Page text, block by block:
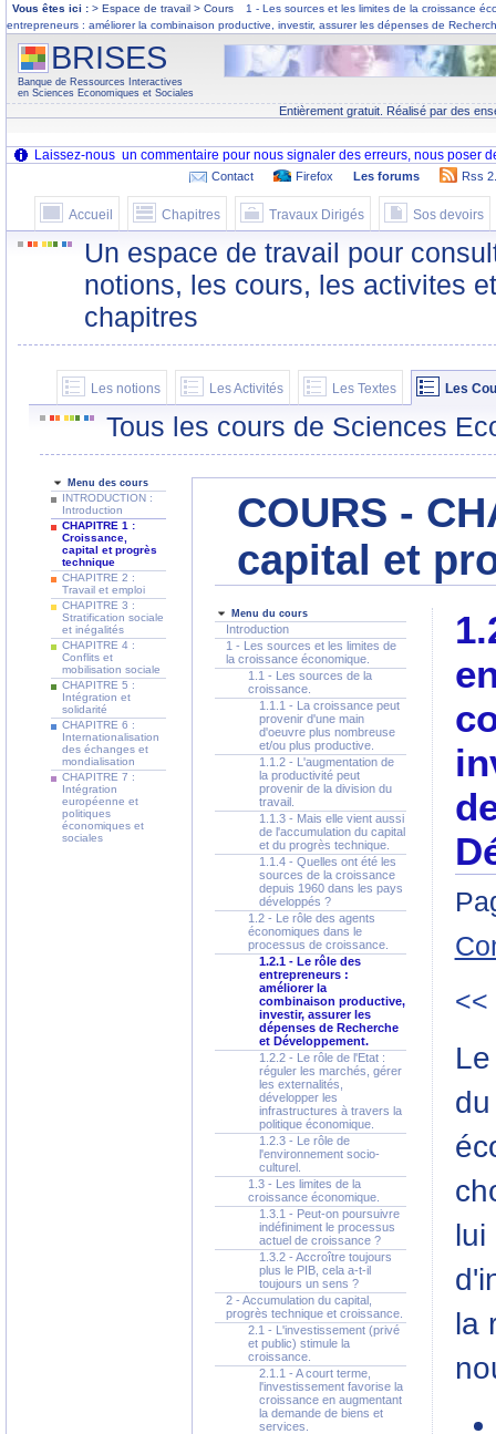
Vous êtes ici : > Espace de travail > Cours
1 - Les sources et les limites de la croissance
entrepreneurs : améliorer la combinaison productive, investir, assurer les dépenses de
BRISES
Banque de Ressources Interactives
en Sciences Economiques et Sociales
Entièrement gratuit. Réalisé par des
Contact Firefox Les forums Rss
Accueil Chapitres Travaux Dirigés Sos devoirs
Un espace de travail pour
notions, les cours, les activites
chapitres
Les notions Les Activités Les Textes Les
Tous les cours de Sciences
Menu des cours
INTRODUCTION :
Introduction
CHAPITRE 1 :
Croissance,
capital et progrès
technique
CHAPITRE 2 :
Travail et emploi
CHAPITRE 3 :
Stratification sociale
et inégalités
CHAPITRE 4 :
Conflits et
mobilisation sociale
CHAPITRE 5 :
Intégration et
solidarité
CHAPITRE 6 :
Internationalisation
des échanges et
mondialisation
CHAPITRE 7 :
Intégration
européenne et
politiques
économiques et
sociales
COURS -
capital et
Menu du cours
Introduction
1 - Les sources et les limites de
la croissance économique.
1.1 - Les sources de la
croissance.
1.1.1 - La croissance peut
provenir d'une main
d'oeuvre plus nombreuse
et/ou plus productive.
1.1.2 - L'augmentation de
la productivité peut
provenir de la division du
travail.
1.1.3 - Mais elle vient aussi
de l'accumulation du capital
et du progrès technique.
1.1.4 - Quelles ont été les
sources de la croissance
depuis 1960 dans les pays
développés ?
1.2 - Le rôle des agents
économiques dans le
processus de croissance.
1.2.1 - Le rôle des
entrepreneurs :
améliorer la
combinaison productive,
investir, assurer les
dépenses de Recherche
et Développement.
1.2.2 - Le rôle de l'Etat :
réguler les marchés, gérer
les externalités,
développer les
infrastructures à travers la
politique économique.
1.2.3 - Le rôle de
l'environnement socio-
culturel.
1.3 - Les limites de la
croissance économique.
1.3.1 - Peut-on poursuivre
indéfiniment le processus
actuel de croissance ?
1.3.2 - Accroître toujours
plus le PIB, cela a-t-il
toujours un sens ?
2 - Accumulation du capital,
progrès technique et croissance.
2.1 - L'investissement (privé
et public) stimule la
croissance.
2.1.1 - A court terme,
l'investissement favorise la
croissance en augmentant
la demande de biens et
services.
<<
lui
la